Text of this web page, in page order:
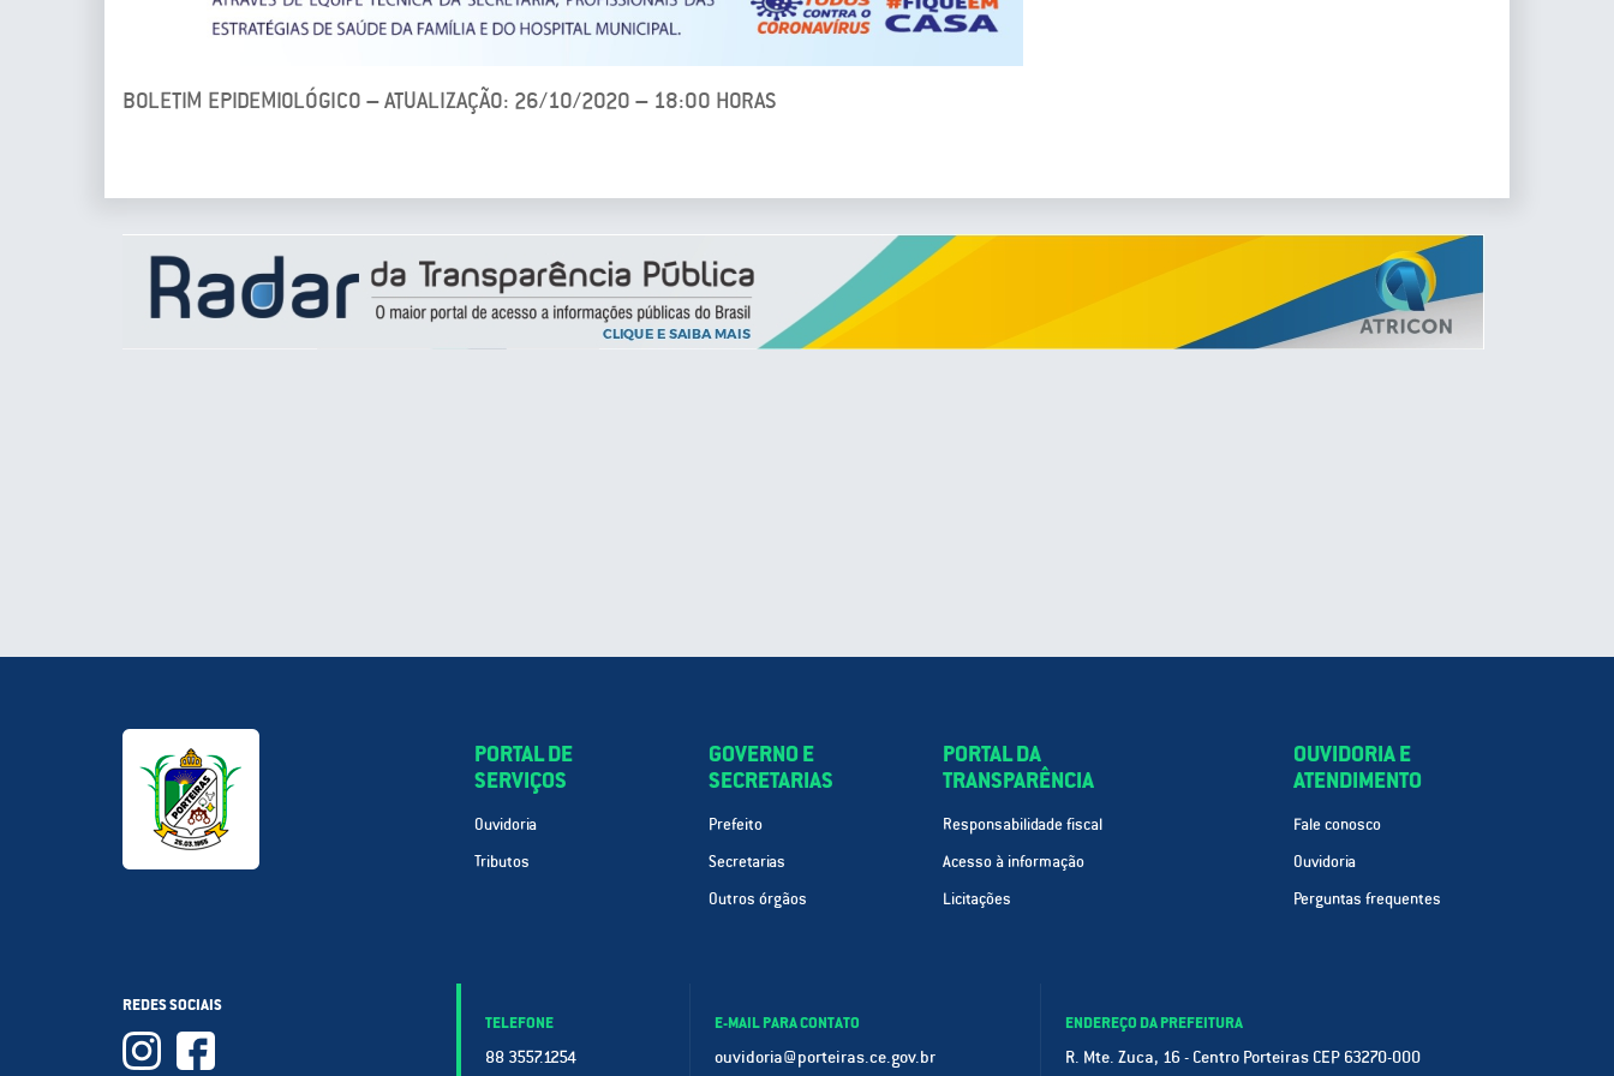
BOLETIM EPIDEMIOLÓGICO – ATUALIZAÇÃO: 26/10/2020 – 18:00 HORAS
PORTAL DE
SERVIÇOS
Ouvidoria
Tributos
GOVERNO E
SECRETARIAS
Prefeito
Secretarias
Outros órgãos
PORTAL DA
TRANSPARÊNCIA
Responsabilidade fiscal
Acesso à informação
Licitações
OUVIDORIA E
ATENDIMENTO
Fale conosco
Ouvidoria
Perguntas frequentes
REDES SOCIAIS
TELEFONE
88 3557.1254
E-MAIL PARA CONTATO
ouvidoria@porteiras.ce.gov.br
ENDEREÇO DA PREFEITURA
R. Mte. Zuca, 16 - Centro Porteiras CEP 63270-000